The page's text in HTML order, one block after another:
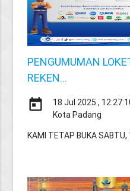
PENGUMUMAN
REKEN...
today
18 Jul 2025 ,
Kota Padang
KAMI TETAP BUKA SABTU,